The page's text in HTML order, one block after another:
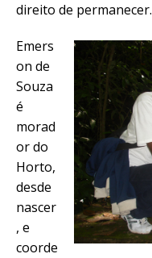
direito de permanecer.
Emers
on de
Souza
é
morad
or do
Horto,
desde
nascer
, e
coorde